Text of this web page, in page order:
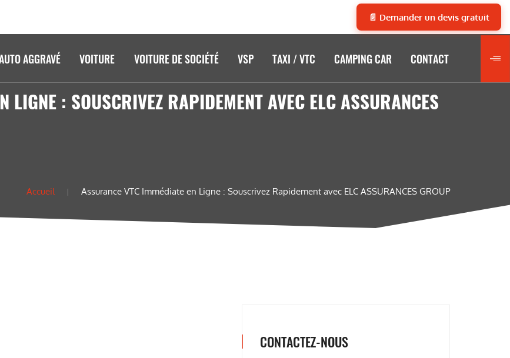
📄 Demander un devis gratuit
AGGRAVÉ VOITURE VOITURE DE SOCIÉTÉ VSP TAXI / VTC CAMPING CAR CONTACT
LIGNE : SOUSCRIVEZ RAPIDEMENT AVEC ELC ASSURANCES
Accueil Assurance VTC Immédiate en Ligne : Souscrivez Rapidement avec ELC ASSURANCES GROUP
CONTACTEZ-NOUS